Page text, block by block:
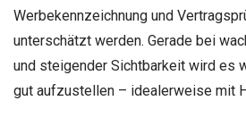
Werbekennzeichnung und
unterschätzt werden. Gerade bei
und steigender Sichtbarkeit wird es
gut aufzustellen – idealerweise mit